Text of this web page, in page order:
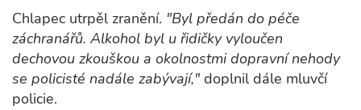
Chlapec utrpěl zranění. "Byl předán do péče
záchranářů. Alkohol byl u řidičky vyloučen
dechovou zkouškou a okolnostmi dopravní nehody
se policisté nadále zabývají," doplnil dále mluvčí
policie.